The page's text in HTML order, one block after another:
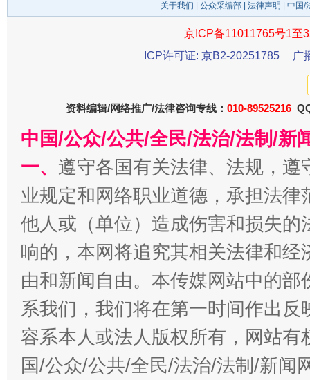
一
揭开“小金库”的免责幌子
关于我们 公众采编部 法律声明 | 中国
京ICP备11011765号1至
ICP许可证: 京B2-20251785
广
资料编辑/网络推广/法律咨询专线： 010-89525216
中国/公众/公共/全民/法治/法制/新
一、 遵守各国有关法律、法规，
业规定和网络职业道德，承担法
他人或（单位）造成伤害和损失
响的，本网将追究其相关法律和
由和新闻自由。本传媒网站中的
系我们，我们将在第一时间作出
容系本人或法人版权所有，网站
国/公众/公共/全民/法治/法制/新闻